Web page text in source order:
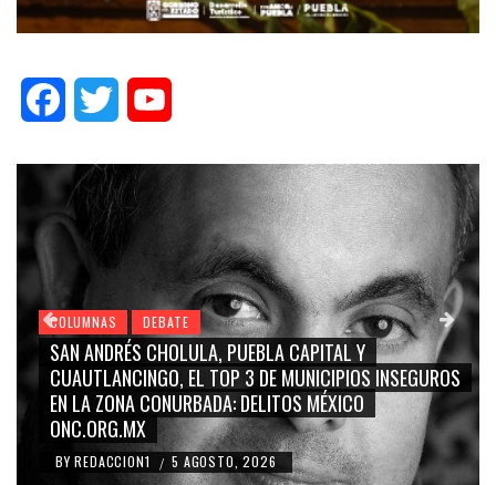
FacebookTwitter
COLUMNAS DEBATE
GRACE PALOMARES, NAY SALVATORI, SERGIO MAYER,
CARMEN SALINAS “LA CORCHOLATA”, CUAUHTÉMOC
BLANCO, SILVIA PINAL: LA TRIVIALIZACIÓN Y
RIDICULIZACIÓN DE LA REPRESENTACIÓN CIUDADANA
BY REDACCION1 / 4 AGOSTO, 2026